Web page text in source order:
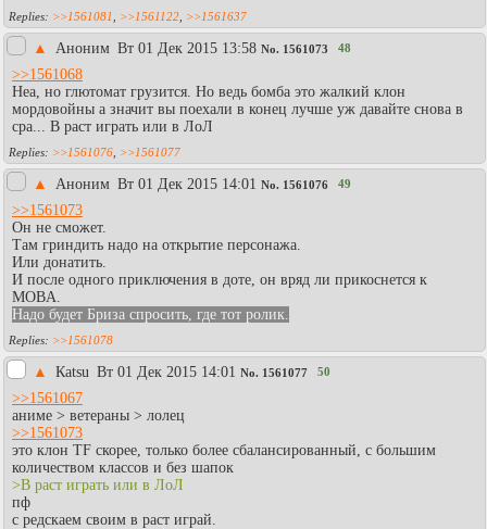
>>1561081 >>1561122 >>1561637
▲ Аноним Вт 01 Дек 2015 13:58 No. 1561073 48
>>1561068
Неа, но глютомат грузится. Но ведь бомба это жалкий клон
мордовойны а значит вы поехали в конец лучше уж давайте снова в
сра... В раст играть или в ЛоЛ
>>1561076 >>1561077
▲ Аноним Вт 01 Дек 2015 14:01 No. 1561076 49
>>1561073
Он не сможет.
Там гриндить надо на открытие персонажа.
Или донатить.
И после одного приключения в доте, он вряд ли прикоснется к
MOBA.
Надо будет Бриза спросить, где тот ролик.
>>1561078
▲ Каtsu Вт 01 Дек 2015 14:01 No. 1561077 50
>>1561067
аниме > ветераны > лолец
>>1561073
это клон TF скорее, только более сбалансированный, с большим
количеством классов и без шапок
>В раст играть или в ЛоЛ
пф
с редскаем своим в раст играй.